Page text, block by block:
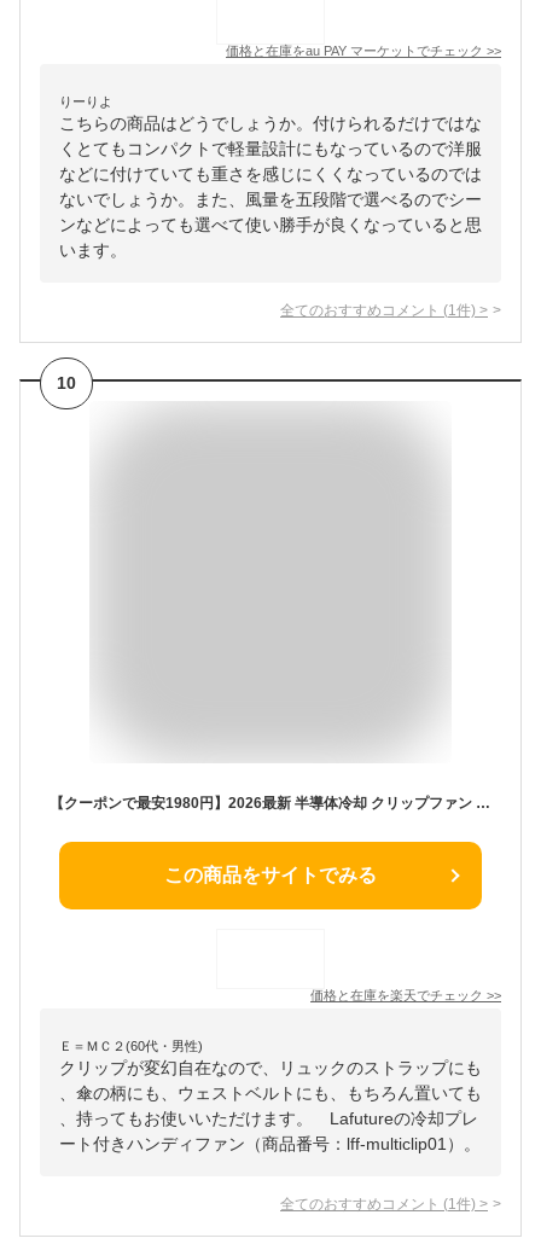
価格と在庫をau PAY マーケット でチェック >>
りーりよ
こちらの商品はどうでしょうか。付けられるだけではな
くとてもコンパクトで軽量設計にもなっているので洋服
などに付けていても重さを感じにくくなっているのでは
ないでしょうか。また、風量を五段階で選べるのでシー
ンなどによっても選べて使い勝手が良くなっていると思
います。
全てのおすすめコメント (1 件) >
10
【クーポンで最安1980円】2026最新 半導体冷却 クリップファン 冷却プレート ハンディファン 5WAY 首かけ 首掛け扇風機 クリップ式 日傘 ベビーカー リュック 小型扇風機 卓上扇風機 携帯扇風機 風量調節 ストラップ 静音 扇風機 暑さ対策 グッズ 熱中症対策グッズ Lafuture
この商品をサイトでみる
価格と在庫を楽天でチェック >>
Ｅ＝ＭＣ２(60代・男性)
クリップが変幻自在なので、リュックのストラップにも
、傘の柄にも、ウェストベルトにも、もちろん置いても
、持ってもお使いいただけます。 Lafutureの冷却プレ
ート付きハンディファン（商品番号：lff-multiclip01）。
全てのおすすめコメント (1 件) >